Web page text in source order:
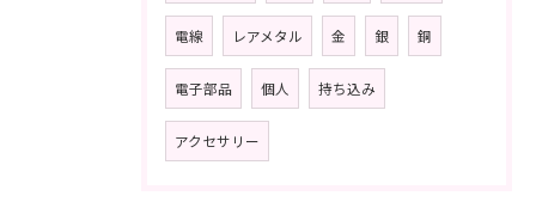
電線 レアメタル 金 銀 銅
電子部品 個人 持ち込み
アクセサリー